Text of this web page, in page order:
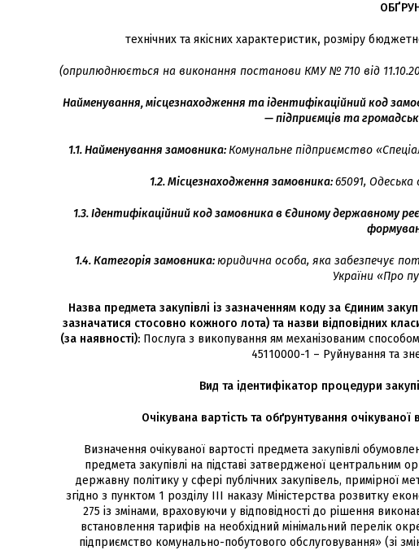
технічних та якісних характеристик, розміру
(оприлюднюється на виконання постанови КМУ № 710 від
Найменування, місцезнаходження та ідентифікаційний код
— підприємців та
1.1. Найменування замовника: Комунальне підприємство
1.2. Місцезнаходження замовника:65091,
1.3. Ідентифікаційний код замовника в Єдиному державному
1.4. Категорія замовника:юридична особа, яка забезпечує
України «Про
Назва предмета закупівлі із зазначенням коду за Єдиним
зазначатися стосовно кожного лота) та назви відповідних
(за наявності):Послуга з викопування ям механізованим
45110000-1 – Руйнування та
Вид та ідентифікатор процедури
Очікувана вартість та обґрунтування очікуваної
Визначення очікуваної вартості предмета закупівлі
предмета закупівлі на підставі затвердженої центральним
державну політику у сфері публічних закупівель, примірної
згідно з пунктом 1 розділу ІІІ наказу Міністерства розвитку
275 із змінами, враховуючи у відповідності до рішення
встановлення тарифів на необхідний мінімальний перелік
підприємство комунально-побутового обслуговування» (зі